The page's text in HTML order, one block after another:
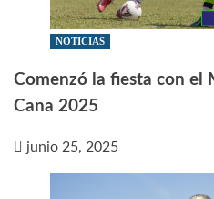
NOTICIAS
Comenzó la fiesta con el
Cana 2025
junio 25, 2025